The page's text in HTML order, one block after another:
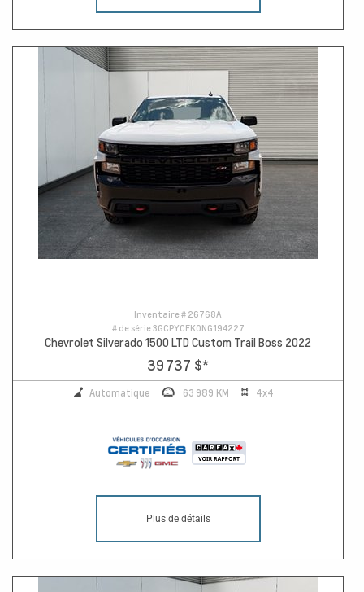
Inventaire # 26768A
# de série3GCPYCEK0NG194227
Chevrolet Silverado 1500 LTD Custom Trail Boss 2022
39 737 $*
Automatique 63 989 KM 4x4
Plus de détails